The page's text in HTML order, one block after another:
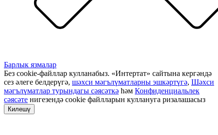
Барлык язмалар
Без cookie-файллар кулланабыз. «Интертат» сайтына кергәндә
сез әлеге белдерүгә, шәхси мәгълүматларны эшкәртүгә, Шәхси
мәгълүматлар турындагы сәясәткә һәм Конфиденциальлек
сәясәте нигезендә cookie файлларын куллануга ризалашасыз
Килешү